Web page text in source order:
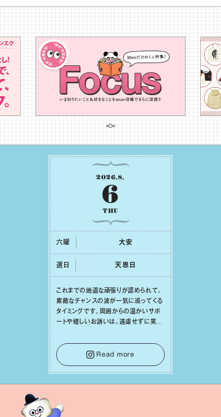
2026.8.
6
THU
六曜 ⼤安
選日 天恩⽇
これまでの地道な頑張りが認められて、
素敵なチャンスの波が⼀気に巡ってくる
タイミングです。周囲からの温かいサポ
ートや嬉しいお誘いは、遠慮せずに笑顔
せになっていくイメージを持って⼀歩を
踏み出して。⼀⼈⼀⼈の良いところが混
ざり合い、ハッピーな未来が形作られて
いきます。
Read more